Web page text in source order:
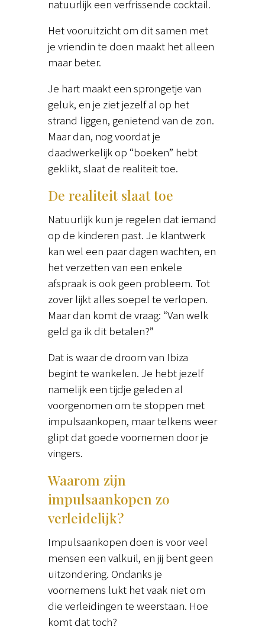
natuurlijk een verfrissende cocktail.
Het vooruitzicht om dit samen met
je vriendin te doen maakt het alleen
maar beter.
Je hart maakt een sprongetje van
geluk, en je ziet jezelf al op het
strand liggen, genietend van de zon.
Maar dan, nog voordat je
daadwerkelijk op “boeken” hebt
geklikt, slaat de realiteit toe.
De realiteit slaat toe
Natuurlijk kun je regelen dat iemand
op de kinderen past. Je klantwerk
kan wel een paar dagen wachten, en
het verzetten van een enkele
afspraak is ook geen probleem. Tot
zover lijkt alles soepel te verlopen.
Maar dan komt de vraag: “Van welk
geld ga ik dit betalen?”
Dat is waar de droom van Ibiza
begint te wankelen. Je hebt jezelf
namelijk een tijdje geleden al
voorgenomen om te stoppen met
impulsaankopen, maar telkens weer
glipt dat goede voornemen door je
vingers.
Waarom zijn
impulsaankopen zo
verleidelijk?
Impulsaankopen doen is voor veel
mensen een valkuil, en jij bent geen
uitzondering. Ondanks je
voornemens lukt het vaak niet om
die verleidingen te weerstaan. Hoe
komt dat toch?